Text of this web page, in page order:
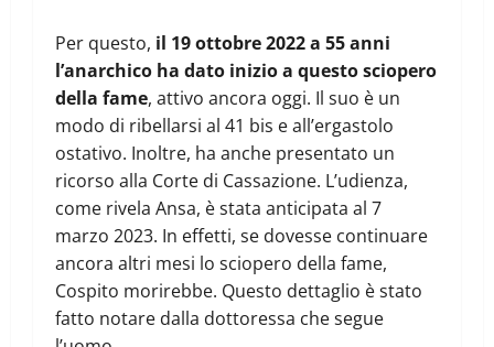
Per questo, il 19 ottobre 2022 a 55 anni
l’anarchico ha dato inizio a questo sciopero
della fame, attivo ancora oggi. Il suo è un
modo di ribellarsi al 41 bis e all’ergastolo
ostativo. Inoltre, ha anche presentato un
ricorso alla Corte di Cassazione. L’udienza,
come rivela Ansa, è stata anticipata al 7
marzo 2023. In effetti, se dovesse continuare
ancora altri mesi lo sciopero della fame,
Cospito morirebbe. Questo dettaglio è stato
fatto notare dalla dottoressa che segue